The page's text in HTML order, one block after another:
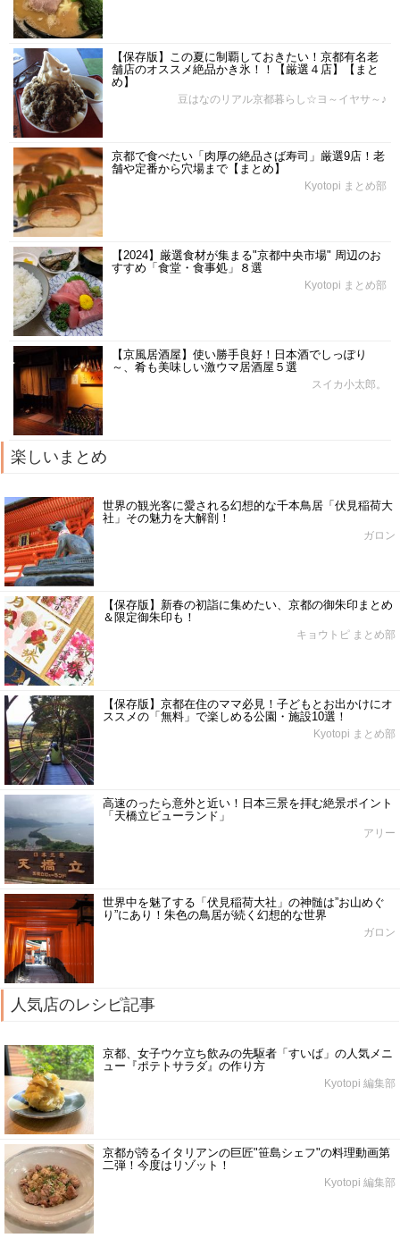
【保存版】この夏に制覇しておきたい！京都有名老
舗店のオススメ絶品かき氷！！【厳選４店】【まと
め】
豆はなのリアル京都暮らし☆ヨ～イヤサ～♪
京都で食べたい「肉厚の絶品さば寿司」厳選9店！老
舗や定番から穴場まで【まとめ】
Kyotopi まとめ部
【2024】厳選食材が集まる"京都中央市場" 周辺のお
すすめ「食堂・食事処」８選
Kyotopi まとめ部
【京風居酒屋】使い勝手良好！日本酒でしっぽり
～、肴も美味しい激ウマ居酒屋５選
スイカ小太郎。
楽しいまとめ
世界の観光客に愛される幻想的な千本鳥居「伏見稲荷大
社」その魅力を大解剖！
ガロン
【保存版】新春の初詣に集めたい、京都の御朱印まとめ
＆限定御朱印も！
キョウトピ まとめ部
【保存版】京都在住のママ必見！子どもとお出かけにオ
ススメの「無料」で楽しめる公園・施設10選！
Kyotopi まとめ部
高速のったら意外と近い！日本三景を拝む絶景ポイント
「天橋立ビューランド」
アリー
世界中を魅了する「伏見稲荷大社」の神髄は”お山めぐ
り”にあり！朱色の鳥居が続く幻想的な世界
ガロン
人気店のレシピ記事
京都、女子ウケ立ち飲みの先駆者「すいば」の人気メニ
ュー『ポテトサラダ』の作り方
Kyotopi 編集部
京都が誇るイタリアンの巨匠"笹島シェフ"の料理動画第
二弾！今度はリゾット！
Kyotopi 編集部